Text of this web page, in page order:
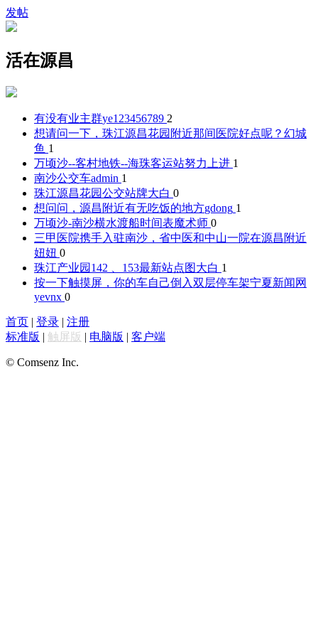
发帖
活在源昌
有没有业主群ye123456789 2
想请问一下，珠江源昌花园附近那间医院好点呢？ 幻城
鱼 1
万顷沙--客村地铁--海珠客运站努力上进 1
南沙公交车admin 1
珠江源昌花园公交站牌大白 0
想问问，源昌附近有无吃饭的地方gdong 1
万顷沙-南沙横水渡船时间表魔术师 0
三甲医院携手入驻南沙，省中医和中山一院在源昌附近
妞妞 0
珠江产业园142 、153最新站点图大白 1
按一下触摸屏，你的车自己倒入双层停车架宁夏新闻网
yevnx 0
首页 | 登录 | 注册
标准版 | 触屏版 | 电脑版 | 客户端
© Comsenz Inc.